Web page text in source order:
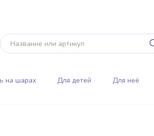
на шарах Для детей Для неё